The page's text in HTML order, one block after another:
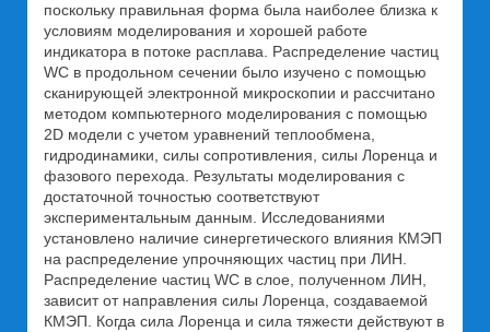
поскольку правильная форма была наиболее близка к
условиям моделирования и хорошей работе
индикатора в потоке расплава. Распределение частиц
WC в продольном сечении было изучено с помощью
сканирующей электронной микроскопии и рассчитано
методом компьютерного моделирования с помощью
2D модели с учетом уравнений теплообмена,
гидродинамики, силы сопротивления, силы Лоренца и
фазового перехода. Результаты моделирования с
достаточной точностью соответствуют
экспериментальным данным. Исследованиями
установлено наличие синергетического влияния КМЭП
на распределение упрочняющих частиц при ЛИН.
Распределение частиц WC в слое, полученном ЛИН,
зависит от направления силы Лоренца, создаваемой
КМЭП. Когда сила Лоренца и сила тяжести действуют в